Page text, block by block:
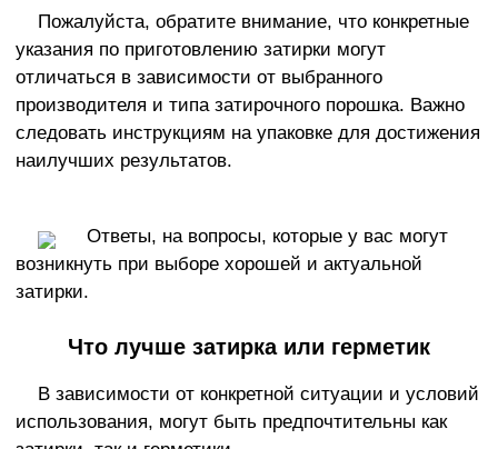
Пожалуйста, обратите внимание, что конкретные
указания по приготовлению затирки могут
отличаться в зависимости от выбранного
производителя и типа затирочного порошка. Важно
следовать инструкциям на упаковке для достижения
наилучших результатов.
Ответы, на вопросы, которые у вас могут
возникнуть при выборе хорошей и актуальной
затирки.
Что лучше затирка или герметик
В зависимости от конкретной ситуации и условий
использования, могут быть предпочтительны как